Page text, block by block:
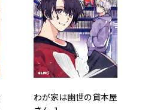
わが家は幽世の貸本屋